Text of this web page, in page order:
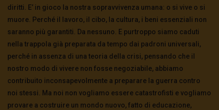
diritti. E’ in gioco la nostra sopravvivenza umana: o si vive o si
muore. Perché il lavoro, il cibo, la cultura, i beni essenziali non
saranno più garantiti. Da nessuno. E purtroppo siamo caduti
nella trappola già preparata da tempo dai padroni universali,
perché in assenza di una teoria della crisi, pensando che il
nostro modo di vivere non fosse negoziabile, abbiamo
contribuito inconsapevolmente a preparare la guerra contro
noi stessi. Ma noi non vogliamo essere catastrofisti e vogliamo
provare a costruire un mondo nuovo, fatto di educazione,